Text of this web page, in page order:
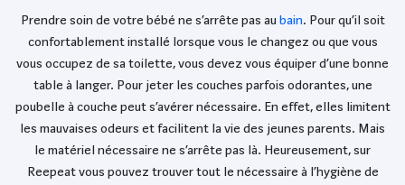
Prendre soin de votre bébé ne s’arrête pas au bain. Pour qu’il soit
confortablement installé lorsque vous le changez ou que vous
vous occupez de sa toilette, vous devez vous équiper d’une bonne
table à langer. Pour jeter les couches parfois odorantes, une
poubelle à couche peut s’avérer nécessaire. En effet, elles limitent
les mauvaises odeurs et facilitent la vie des jeunes parents. Mais
le matériel nécessaire ne s’arrête pas là. Heureusement, sur
Reepeat vous pouvez trouver tout le nécessaire à l’hygiène de